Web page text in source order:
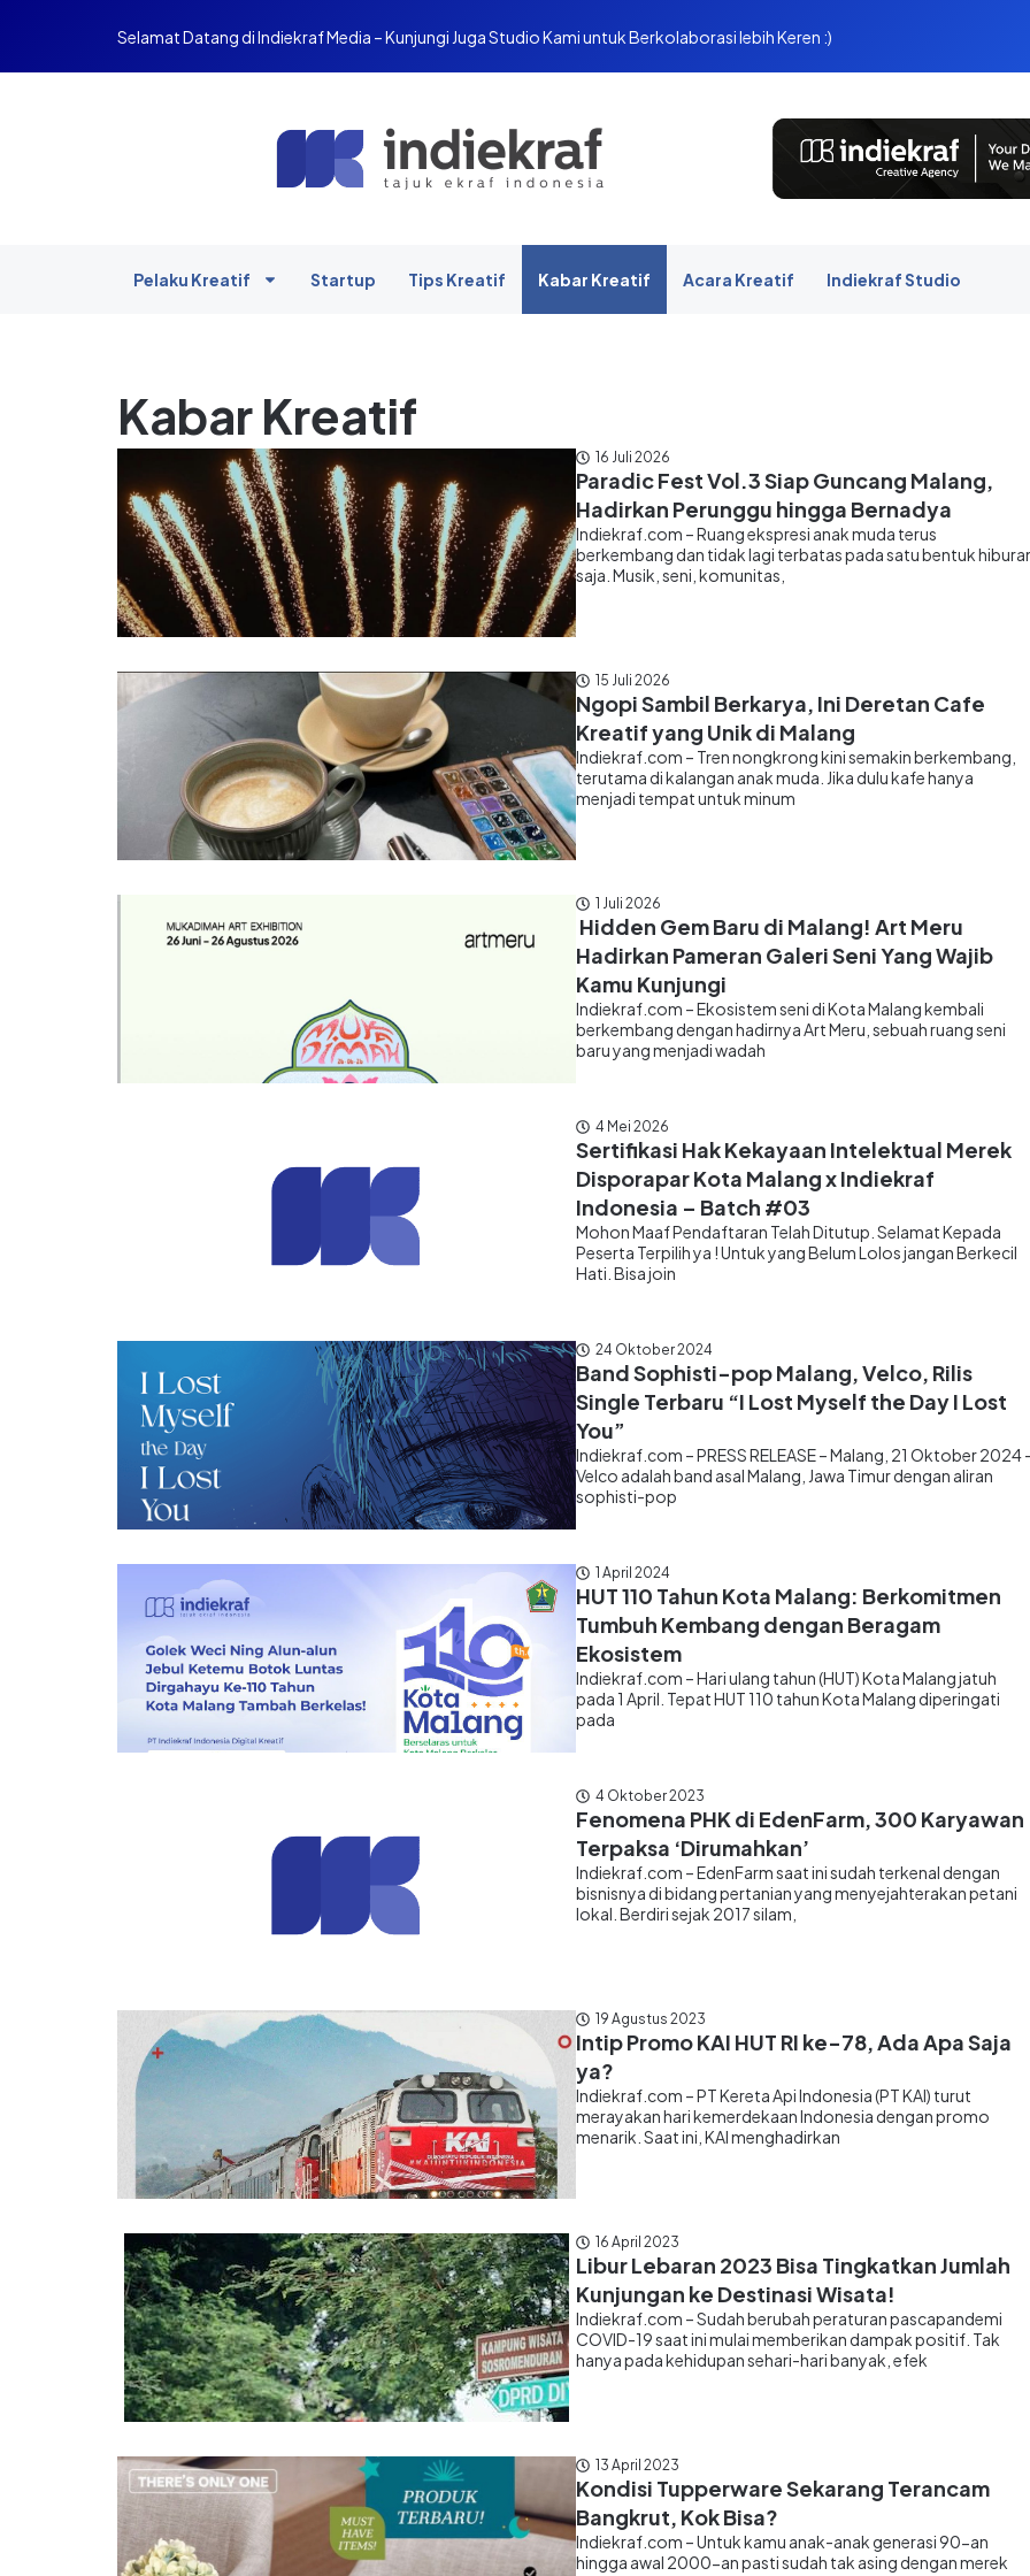
Selamat Datang di Indiekraf Media – Kunjungi Juga Studio Kami untuk Berkolaborasi lebih Keren :)
Pelaku Kreatif Startup Tips Kreatif Kabar Kreatif Acara Kreatif Indiekraf Studio
Kabar Kreatif
16 Juli 2026
Paradic Fest Vol.3 Siap Guncang Malang,
Hadirkan Perunggu hingga Bernadya
Indiekraf.com – Ruang ekspresi anak muda terus
berkembang dan tidak lagi terbatas pada satu bentuk
saja. Musik, seni, komunitas,
15 Juli 2026
Ngopi Sambil Berkarya, Ini Deretan Cafe
Kreatif yang Unik di Malang
Indiekraf.com – Tren nongkrong kini semakin berkembang,
terutama di kalangan anak muda. Jika dulu kafe hanya
menjadi tempat untuk minum
1 Juli 2026
Hidden Gem Baru di Malang! Art Meru
Hadirkan Pameran Galeri Seni Yang Wajib
Kamu Kunjungi
Indiekraf.com – Ekosistem seni di Kota Malang kembali
berkembang dengan hadirnya Art Meru, sebuah ruang seni
baru yang menjadi wadah
4 Mei 2026
Sertifikasi Hak Kekayaan Intelektual Merek
Disporapar Kota Malang x Indiekraf
Indonesia – Batch #03
Mohon Maaf Pendaftaran Telah Ditutup. Selamat Kepada
Peserta Terpilih ya ! Untuk yang Belum Lolos jangan Berkecil
Hati. Bisa join
24 Oktober 2024
Band Sophisti-pop Malang, Velco, Rilis
Single Terbaru “I Lost Myself the Day I Lost
You”
Indiekraf.com – PRESS RELEASE – Malang, 21 Oktober 2024
Velco adalah band asal Malang, Jawa Timur dengan aliran
sophisti-pop
1 April 2024
HUT 110 Tahun Kota Malang: Berkomitmen
Tumbuh Kembang dengan Beragam
Ekosistem
Indiekraf.com – Hari ulang tahun (HUT) Kota Malang jatuh
pada 1 April. Tepat HUT 110 tahun Kota Malang diperingati
pada
4 Oktober 2023
Fenomena PHK di EdenFarm, 300 Karyawan
Terpaksa ‘Dirumahkan’
Indiekraf.com – EdenFarm saat ini sudah terkenal dengan
bisnisnya di bidang pertanian yang menyejahterakan petani
lokal. Berdiri sejak 2017 silam,
19 Agustus 2023
Intip Promo KAI HUT RI ke-78, Ada Apa Saja
ya?
Indiekraf.com – PT Kereta Api Indonesia (PT KAI) turut
merayakan hari kemerdekaan Indonesia dengan promo
menarik. Saat ini, KAI menghadirkan
16 April 2023
Libur Lebaran 2023 Bisa Tingkatkan Jumlah
Kunjungan ke Destinasi Wisata!
Indiekraf.com – Sudah berubah peraturan pascapandemi
COVID-19 saat ini mulai memberikan dampak positif. Tak
hanya pada kehidupan sehari-hari banyak, efek
13 April 2023
Kondisi Tupperware Sekarang Terancam
Bangkrut, Kok Bisa?
Indiekraf.com – Untuk kamu anak-anak generasi 90-an
hingga awal 2000-an pasti sudah tak asing dengan merek